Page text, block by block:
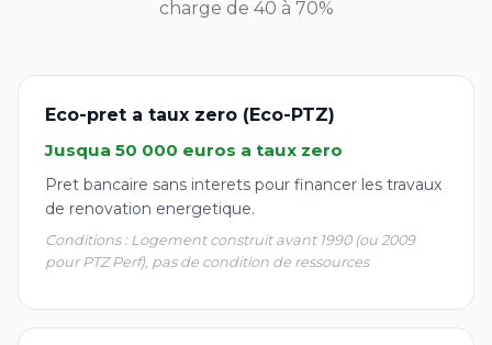
charge de 40 à 70%
Eco-pret a taux zero (Eco-PTZ)
Jusqua 50 000 euros a taux zero
Pret bancaire sans interets pour financer les travaux
de renovation energetique.
Conditions : Logement construit avant 1990 (ou 2009
pour PTZ Perf), pas de condition de ressources